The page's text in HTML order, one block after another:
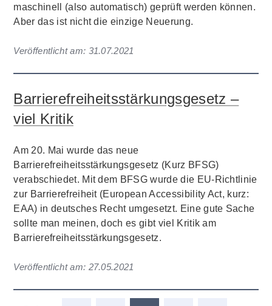
maschinell (also automatisch) geprüft werden können.
Aber das ist nicht die einzige Neuerung.
Veröffentlicht am: 31.07.2021
Barrierefreiheitsstärkungsgesetz –
viel Kritik
Am 20. Mai wurde das neue
Barrierefreiheitsstärkungsgesetz (Kurz BFSG)
verabschiedet. Mit dem BFSG wurde die EU-Richtlinie
zur Barrierefreiheit (European Accessibility Act, kurz:
EAA) in deutsches Recht umgesetzt. Eine gute Sache
sollte man meinen, doch es gibt viel Kritik am
Barrierefreiheitsstärkungsgesetz.
Veröffentlicht am: 27.05.2021